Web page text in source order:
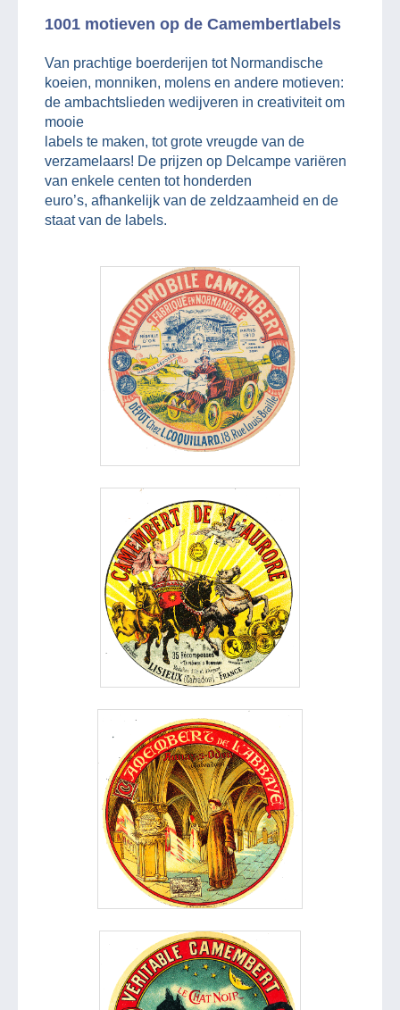
1001 motieven op de Camembertlabels
Van prachtige boerderijen tot Normandische
koeien, monniken, molens en andere motieven:
de ambachtslieden wedijveren in creativiteit om
mooie
labels te maken, tot grote vreugde van de
verzamelaars! De prijzen op Delcampe variëren
van enkele centen tot honderden
euro’s, afhankelijk van de zeldzaamheid en de
staat van de labels.